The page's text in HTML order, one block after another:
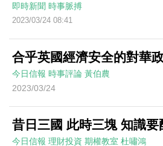
即時新聞 時事脈搏
2023/03/24 08:41
合乎英國經濟安全的對華
今日信報 時事評論 黃伯農
2023/03/24
昔日三國 此時三塊 知識要
今日信報 理財投資 期權教室 杜嘯鴻